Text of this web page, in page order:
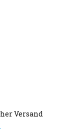
Versand